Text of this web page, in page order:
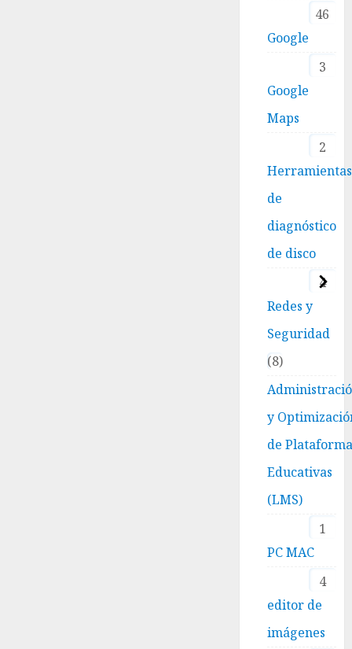
46
Google
3
Google
Maps
2
Herramientas
de
diagnóstico
de disco
4
Redes y
Seguridad
8
y
de
Educativas
(LMS)
1
PC MAC
4
editor de
imágenes